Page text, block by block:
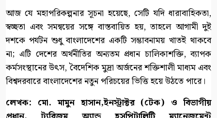
আজ যে মহাপরিকল্পনার সূচনা হয়েছে, সেটি যদি ধারাবাহিকতা,
স্বচ্ছতা এবং সমন্বয়ের সঙ্গে বাস্তবায়িত হয়, তাহলে আগামী দুই
দশকে পর্যটন শুধু বাংলাদেশের একটি সম্ভাবনাময় খাতই থাকবে
না; এটি দেশের অর্থনীতির অন্যতম প্রধান চালিকাশক্তি, ব্যাপক
কর্মসংস্থানের উৎস, বৈদেশিক মুদ্রা অর্জনের শক্তিশালী মাধ্যম এবং
বিশ্বদরবারে বাংলাদেশের নতুন পরিচয়ের ভিত্তি হয়ে উঠতে পারে।
লেখক: মো. মামুন হাসান,ইনস্ট্রাক্টর (টেক) ও বিভাগীয়